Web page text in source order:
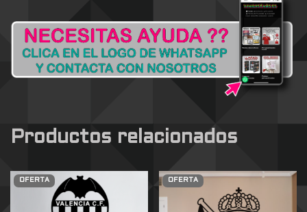
Productos relacionados
OFERTA OFERTA